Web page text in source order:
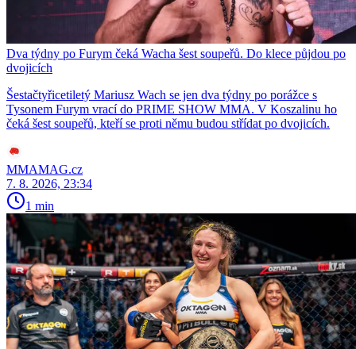
Dva týdny po Furym čeká Wacha šest soupeřů. Do klece půjdou po
dvojicích
Šestačtyřicetiletý Mariusz Wach se jen dva týdny po porážce s
Tysonem Furym vrací do PRIME SHOW MMA. V Koszalinu ho
čeká šest soupeřů, kteří se proti němu budou střídat po dvojicích.
MMAMAG.cz
7. 8. 2026, 23:34
1 min